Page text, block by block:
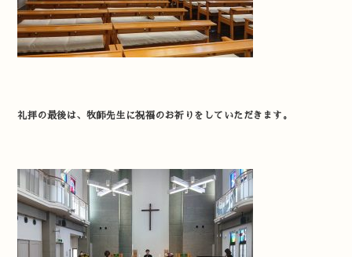
礼拝の最後は、牧師先生に祝福のお祈りをしていただきます。